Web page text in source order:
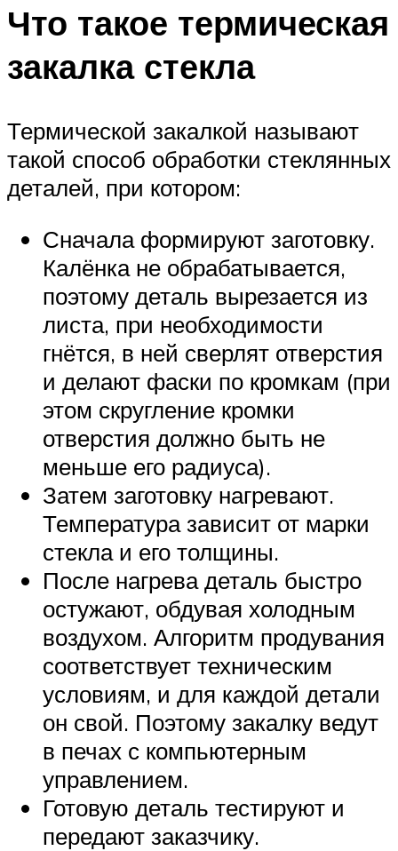
Что такое термическая
закалка стекла
Термической закалкой называют
такой способ обработки стеклянных
деталей, при котором:
Сначала формируют заготовку.
Калёнка не обрабатывается,
поэтому деталь вырезается из
листа, при необходимости
гнётся, в ней сверлят отверстия
и делают фаски по кромкам (при
этом скругление кромки
отверстия должно быть не
меньше его радиуса).
Затем заготовку нагревают.
Температура зависит от марки
стекла и его толщины.
После нагрева деталь быстро
остужают, обдувая холодным
воздухом. Алгоритм продувания
соответствует техническим
условиям, и для каждой детали
он свой. Поэтому закалку ведут
в печах с компьютерным
управлением.
Готовую деталь тестируют и
передают заказчику.